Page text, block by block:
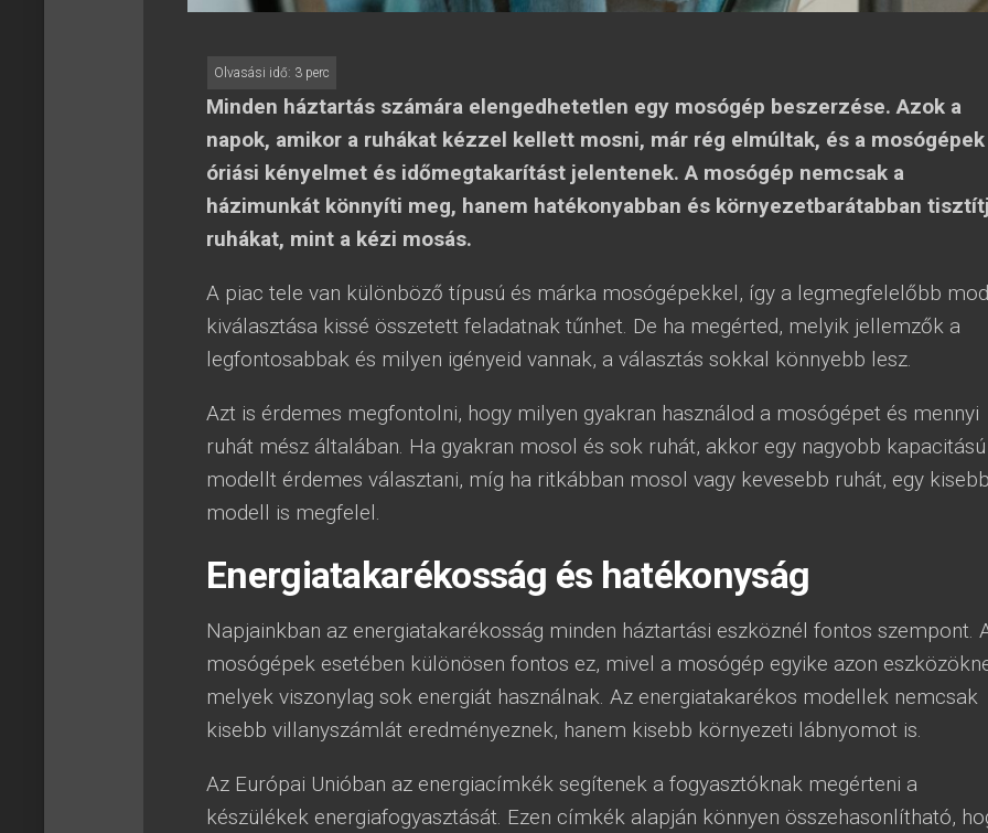
Minden háztartás számára elengedhetetlen egy mosógép beszerzése. Azok a
napok, amikor a ruhákat kézzel kellett mosni, már rég elmúltak, és a mosógépek
óriási kényelmet és időmegtakarítást jelentenek. A mosógép nemcsak a
házimunkát könnyíti meg, hanem hatékonyabban és környezetbarátabban
ruhákat, mint a kézi mosás.
A piac tele van különböző típusú és márka mosógépekkel, így a legmegfelelőbb
kiválasztása kissé összetett feladatnak tűnhet. De ha megérted, melyik jellemzők a
legfontosabbak és milyen igényeid vannak, a választás sokkal könnyebb lesz.
Azt is érdemes megfontolni, hogy milyen gyakran használod a mosógépet és mennyi
ruhát mész általában. Ha gyakran mosol és sok ruhát, akkor egy nagyobb kapacitású
modellt érdemes választani, míg ha ritkábban mosol vagy kevesebb ruhát, egy kisebb
modell is megfelel.
Energiatakarékosság és hatékonyság
Napjainkban az energiatakarékosság minden háztartási eszköznél fontos szempont.
mosógépek esetében különösen fontos ez, mivel a mosógép egyike azon
melyek viszonylag sok energiát használnak. Az energiatakarékos modellek nemcsak
kisebb villanyszámlát eredményeznek, hanem kisebb környezeti lábnyomot is.
Az Európai Unióban az energiacímkék segítenek a fogyasztóknak megérteni a
készülékek energiafogyasztását. Ezen címkék alapján könnyen összehasonlítható,